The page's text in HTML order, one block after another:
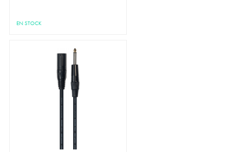
EN STOCK